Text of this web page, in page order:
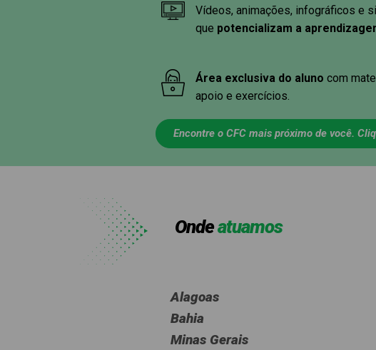
Vídeos, animações, infográficos e
que potencializam a
Área exclusiva do alunocom
apoio e exercícios.
Encontre o CFC mais próximo de você.
Ondeatuamos
Alagoas
Bahia
Minas Gerais